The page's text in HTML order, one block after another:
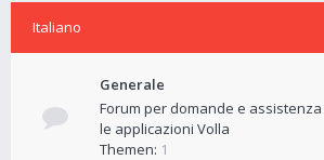
Italiano
Generale
Forum per domande e
le applicazioni Volla
Themen: 1